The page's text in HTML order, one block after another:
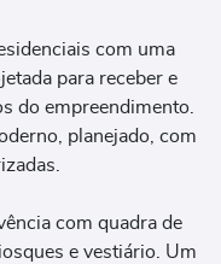
com uma
para receber e
do empreendimento.
planejado, com
com quadra de
e vestiário. Um